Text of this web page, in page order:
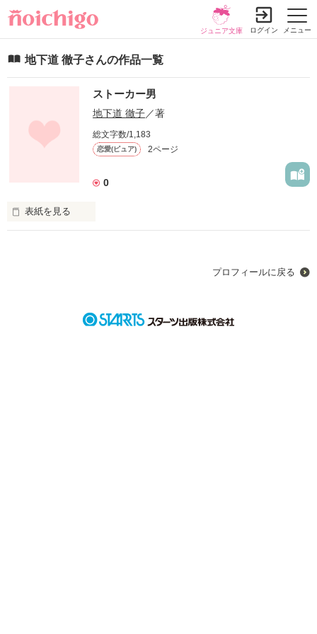
メニュー
ジュニア文庫 ログイン
地下道 徹子さんの作品一覧
ストーカー男
地下道 徹子／著
総文字数/1,183
恋愛(ピュア) 2ページ
0
表紙を見る
プロフィールに戻る